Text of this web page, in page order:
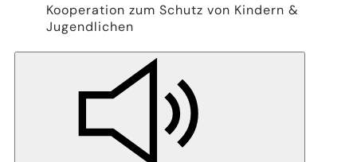
Kooperation zum Schutz von Kindern &
Jugendlichen